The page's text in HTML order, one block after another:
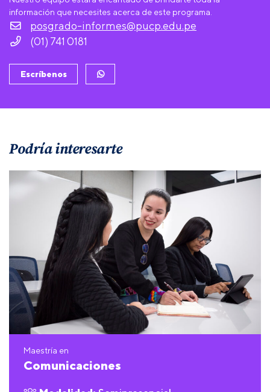
información que necesites acerca de este programa.
posgrado-informes@pucp.edu.pe
(01) 741 0181
Escríbenos
Podría interesarte
Maestría en
Comunicaciones